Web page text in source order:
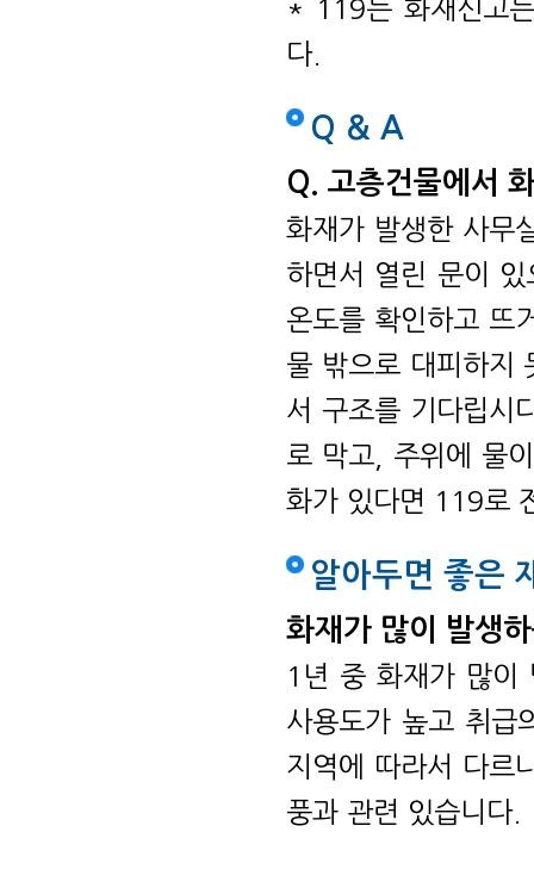
* 119는 화재신고
다.
Q & A
Q. 고층건물에서
화재가 발생한 사무
하면서 열린 문이
온도를 확인하고 뜨
물 밖으로 대피하지
서 구조를 기다립시
로 막고, 주위에 물
화가 있다면 119로
알아두면 좋은
화재가 많이 발생
1년 중 화재가 많이
사용도가 높고 취급
지역에 따라서 다르
풍과 관련 있습니다.